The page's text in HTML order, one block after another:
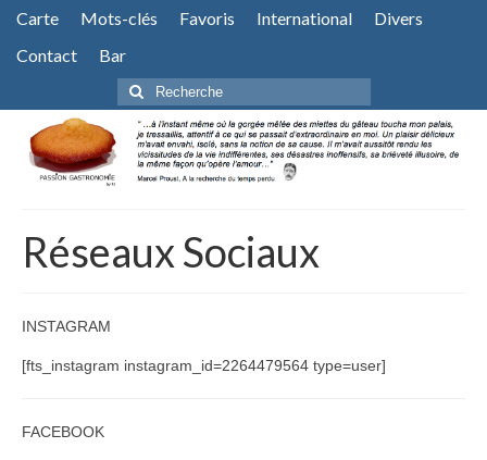
Carte Mots-clés Favoris International
Divers
Contact
Bar
Rechercher
:
Réseaux Sociaux
INSTAGRAM
[fts_instagram instagram_id=2264479564 type=user]
FACEBOOK